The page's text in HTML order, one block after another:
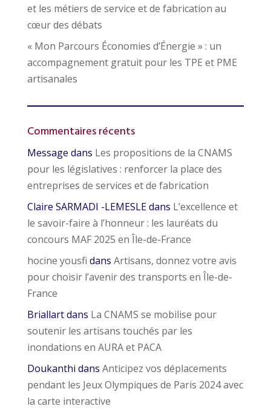
et les métiers de service et de fabrication au
cœur des débats
« Mon Parcours Économies d’Énergie » : un
accompagnement gratuit pour les TPE et PME
artisanales
Commentaires récents
Message dans Les propositions de la CNAMS
pour les législatives : renforcer la place des
entreprises de services et de fabrication
Claire SARMADI -LEMESLEdans L’excellence et
le savoir-faire à l’honneur : les lauréats du
concours MAF 2025 en Île-de-France
hocine yousfi dans Artisans, donnez votre avis
pour choisir l’avenir des transports en Île-de-
France
Briallartdans La CNAMS se mobilise pour
soutenir les artisans touchés par les
inondations en AURA et PACA
Doukanthi dans Anticipez vos déplacements
pendant les Jeux Olympiques de Paris 2024 avec
la carte interactive